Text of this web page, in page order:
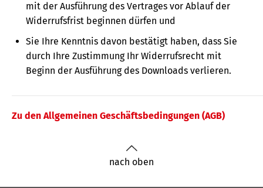
mit der Ausführung des Vertrages vor Ablauf der
Widerrufsfrist beginnen dürfen und
Sie Ihre Kenntnis davon bestätigt haben, dass Sie
durch Ihre Zustimmung Ihr Widerrufsrecht mit
Beginn der Ausführung des Downloads verlieren.
Zu den Allgemeinen Geschäftsbedingungen (AGB)
nach oben